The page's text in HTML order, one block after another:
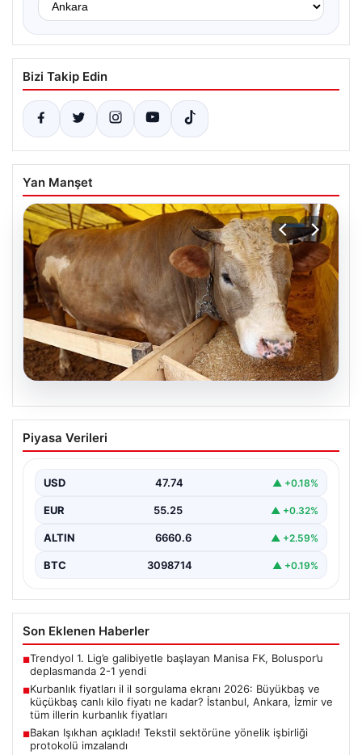
Bizi Takip Edin
Yan Manşet
07.08.2026
Kurbanlık fiyatları il il sorgulama ekranı
2026: Büyükbaş ve küçükbaş canlı kilo
ve tüm illerin kurbanlık fiyatları
Piyasa Verileri
USD 47.74 ▲ +0.18%
EUR 55.25 ▲ +0.32%
ALTIN 6660.6 ▲ +2.59%
BTC 3098714 ▲ +0.19%
Son Eklenen Haberler
■Trendyol 1. Lig’e galibiyetle başlayan Manisa FK, Boluspor’u
deplasmanda 2-1 yendi
■Kurbanlık fiyatları il il sorgulama ekranı 2026: Büyükbaş ve
küçükbaş canlı kilo fiyatı ne kadar? İstanbul, Ankara, İzmir ve
tüm illerin kurbanlık fiyatları
■Bakan Işıkhan açıkladı! Tekstil sektörüne yönelik işbirliği
protokolü imzalandı